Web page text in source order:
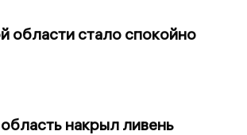
области стало спокойно
накрыл ливень